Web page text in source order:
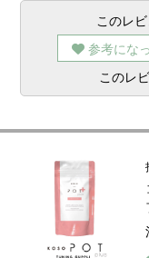
このレ
参考にな
このレ